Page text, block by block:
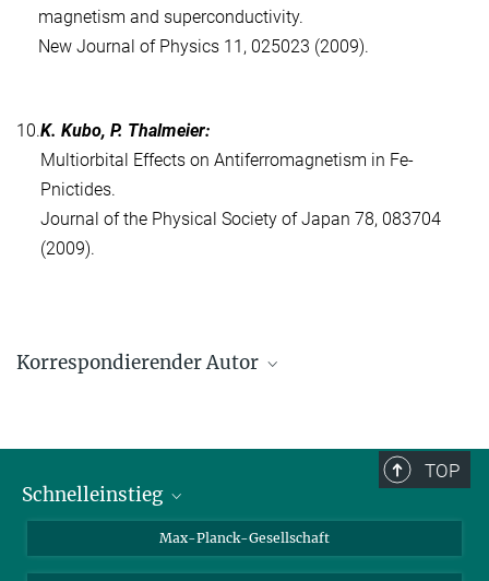
magnetism and superconductivity.
New Journal of Physics 11, 025023 (2009).
10.K. Kubo, P. Thalmeier:
Multiorbital Effects on Antiferromagnetism in Fe-
Pnictides.
Journal of the Physical Society of Japan 78, 083704
(2009).
Korrespondierender Autor
TOP
Schnelleinstieg
Ansprechpartner*innen
Kontakt / Anfahrt
Max-Planck-Gesellschaft